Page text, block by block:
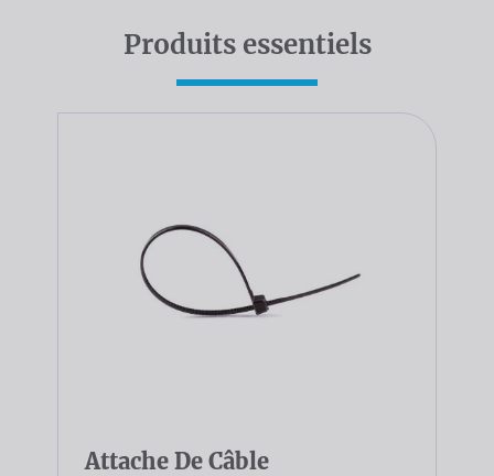
Produits essentiels
Attache De Câble